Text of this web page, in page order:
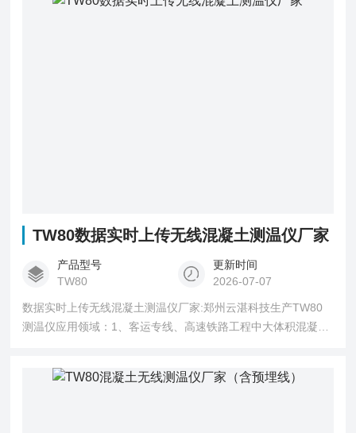
的温度监控4、水利施工中大体积混凝土大坝坝体温度监控等
TW80数据实时上传无线混凝土测温仪厂家
产品型号
TW80
更新时间
2026-07-07
数据实时上传无线混凝土测温仪厂家:郑州云湛科技生产TW80
测温仪应用领域：1、客运专线、高速铁路工程中大体积混凝土
监控4、水利施工中大体积混凝土大坝坝体温度监控等